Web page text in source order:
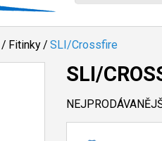
/ Fitinky/ SLI/Crossfire
SLI/